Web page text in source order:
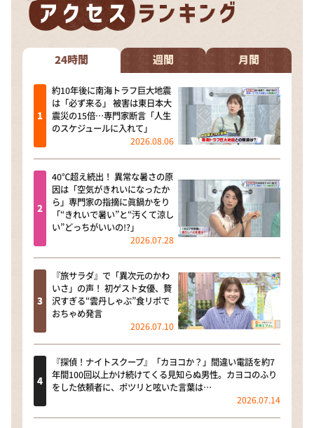
24時間 週間 月間
約10年後に南海トラフ巨大地震
は「必ず来る」 被害は東日本大
震災の15倍…専門家断言「人生
のスケジュールに入れて」
2026.08.06
40℃超え続出！ 異常な暑さの原
因は「空気がきれいになったか
ら」専門家の指摘に眞鍋かをり
「“きれいで暑い”と“汚くて涼し
い”どっちがいいの!?」
2026.07.28
『旅サラダ』で「異次元のかわ
いさ」の声！ 初ゲスト女優、贅
沢すぎる“雲丹しゃぶ”食リポで
おちゃめ発言
2026.07.10
『探偵！ナイトスクープ』「カヨコか？」間違い電話を約7
年間100回以上かけ続けてくる見知らぬ男性。カヨコのふり
をした依頼者に、ポツリと呟いた言葉は…
2026.07.14